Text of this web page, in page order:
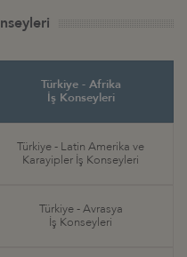
Türkiye - Afrika
İş Konseyleri
Türkiye - Latin Amerika ve
Karayipler İş Konseyleri
Türkiye - Avrasya
İş Konseyleri